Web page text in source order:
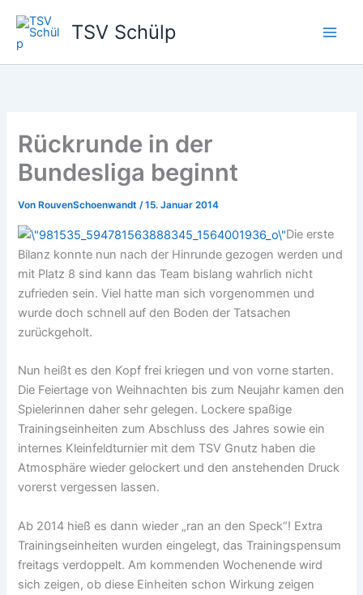
Inhalt
springen
TSV Schülp
Rückrunde in der
Bundesliga beginnt
Von RouvenSchoenwandt/15. Januar 2014
Die erste
Bilanz konnte nun nach der Hinrunde gezogen werden und
mit Platz 8 sind kann das Team bislang wahrlich nicht
zufrieden sein. Viel hatte man sich vorgenommen und
wurde doch schnell auf den Boden der Tatsachen
zurückgeholt.
Nun heißt es den Kopf frei kriegen und von vorne starten.
Die Feiertage von Weihnachten bis zum Neujahr kamen den
Spielerinnen daher sehr gelegen. Lockere spaßige
Trainingseinheiten zum Abschluss des Jahres sowie ein
internes Kleinfeldturnier mit dem TSV Gnutz haben die
Atmosphäre wieder gelockert und den anstehenden Druck
vorerst vergessen lassen.
Ab 2014 hieß es dann wieder „ran an den Speck“! Extra
Trainingseinheiten wurden eingelegt, das Trainingspensum
freitags verdoppelt. Am kommenden Wochenende wird
sich zeigen, ob diese Einheiten schon Wirkung zeigen